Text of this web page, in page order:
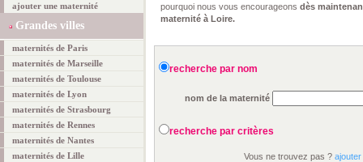
ajouter une maternité
Grandes villes
maternités de Paris
maternités de Marseille
maternités de Toulouse
maternités de Lyon
maternités de Strasbourg
maternités de Rennes
maternités de Nantes
maternités de Lille
pourquoi nous vous encourageons dès
maternité à Loire.
recherche par nom
nom de la maternité
recherche par critères
Vous ne trouvez pas ?